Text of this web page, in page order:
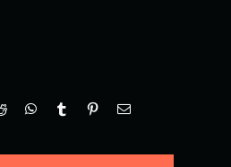
RedditWhatsApp
TumblrPinterest
E-